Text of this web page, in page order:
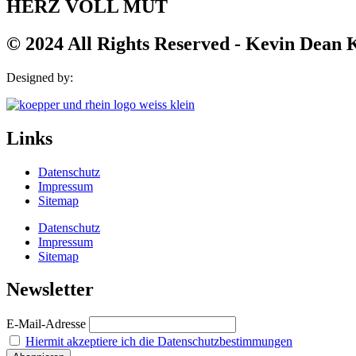
HERZ VOLL MUT
© 2024 All Rights Reserved - Kevin Dean
Designed by:
Links
Datenschutz
Impressum
Sitemap
Datenschutz
Impressum
Sitemap
Newsletter
E-Mail-Adresse
Hiermit akzeptiere ich die Datenschutzbestimmungen